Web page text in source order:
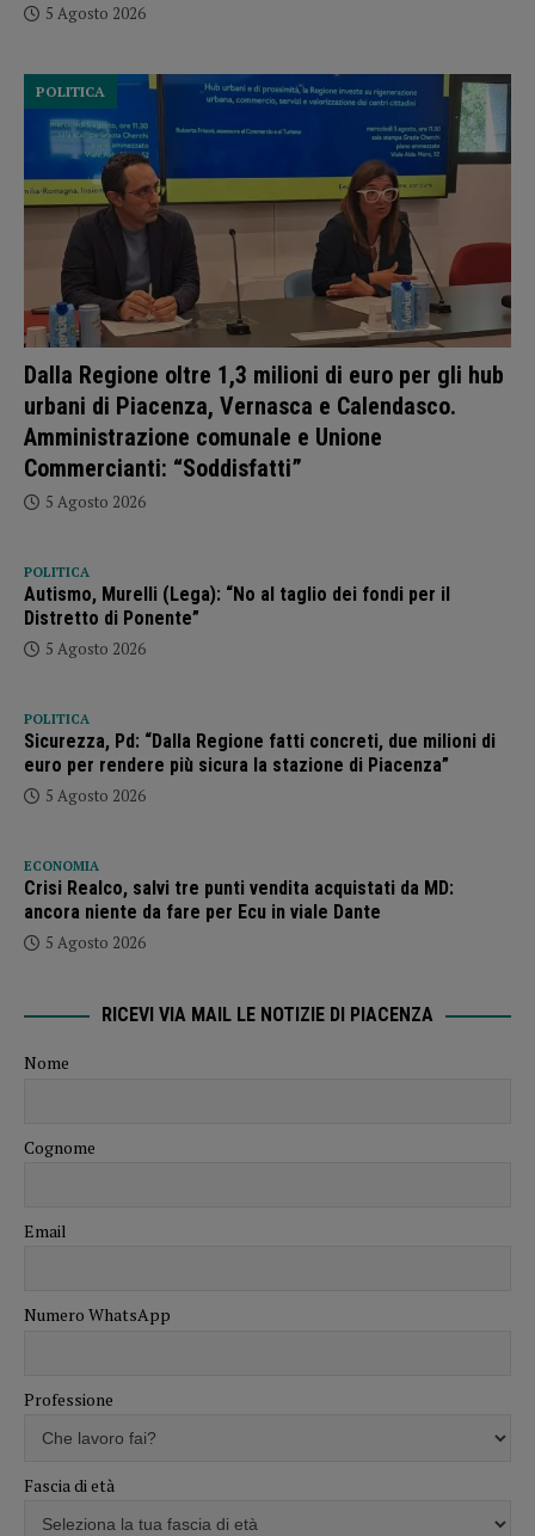
5 Agosto 2026
Dalla Regione oltre 1,3 milioni di euro per gli hub
urbani di Piacenza, Vernasca e Calendasco.
Amministrazione comunale e Unione
Commercianti: “Soddisfatti”
POLITICA
5 Agosto 2026
POLITICA
Autismo, Murelli (Lega): “No al taglio dei fondi per il
Distretto di Ponente”
5 Agosto 2026
POLITICA
Sicurezza, Pd: “Dalla Regione fatti concreti, due milioni di
euro per rendere più sicura la stazione di Piacenza”
5 Agosto 2026
ECONOMIA
Crisi Realco, salvi tre punti vendita acquistati da MD:
ancora niente da fare per Ecu in viale Dante
5 Agosto 2026
RICEVI VIA MAIL LE NOTIZIE DI PIACENZA
Nome
Cognome
Email
Numero WhatsApp
Professione
Fascia di età